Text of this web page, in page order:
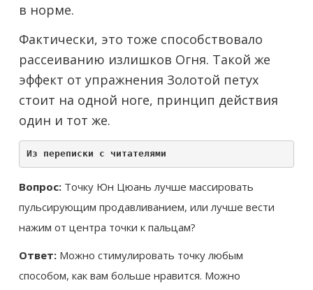
в норме.
Фактически, это тоже способствовало
рассеиванию излишков Огня. Такой же
эффект от упражнения Золотой петух
стоит на одной ноге, принцип действия
один и тот же.
Из переписки с читателями
Вопрос: Точку Юн Цюань лучше массировать
пульсирующим продавливанием, или лучше вести
нажим от центра точки к пальцам?
Ответ: Можно стимулировать точку любым
способом, как вам больше нравится. Можно